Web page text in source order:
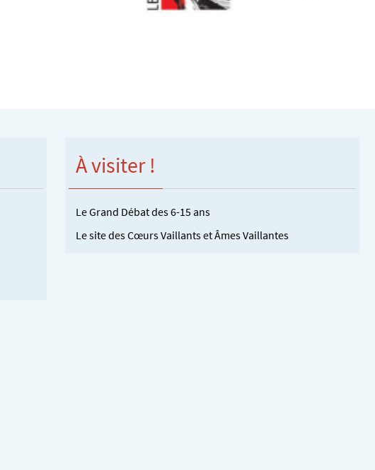
À visiter !
Le Grand Débat des 6-15 ans
Le site des Cœurs Vaillants et Âmes Vaillantes